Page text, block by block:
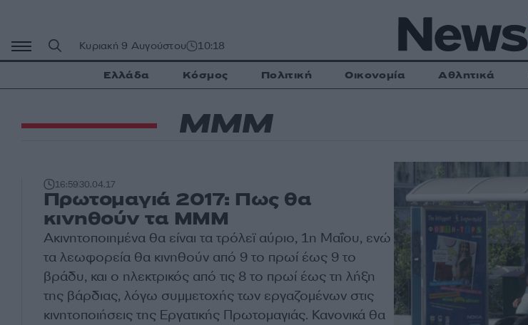
περιεχόμενο
Κυριακή 9 Αυγούστου 10:18
Ελλάδα Κόσμος Πολιτική Οικονομία Αθλητικά
ΜΜΜ
16:5930.04.17
Πρωτομαγιά 2017: Πως θα
κινηθούν τα ΜΜΜ
Aκινητοποιημένα θα είναι τα τρόλεϊ αύριο, 1η Μαΐου, ενώ
τα λεωφορεία θα κινηθούν από 9 το πρωί έως 9 το
βράδυ, και ο ηλεκτρικός από τις 8 το πρωί έως τη λήξη
της βάρδιας, λόγω συμμετοχής των εργαζομένων στις
κινητοποιήσεις της Εργατικής Πρωτομαγιάς. Κανονικά θα